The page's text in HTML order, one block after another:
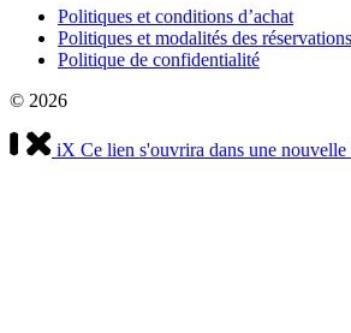
Politiques et conditions d’achat
Politiques et modalités des
Politique de confidentialité
© 2026
iX Ce lien s'ouvrira dans une nouvelle